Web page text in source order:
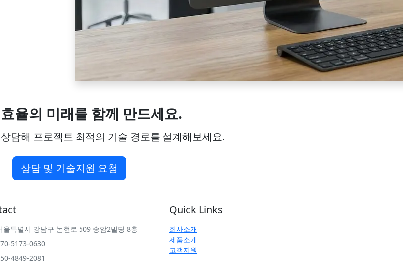
율의 미래를 함께 만드세요.
담해 프로젝트 최적의 기술 경로를 설계해보세요.
상담 및 기술지원 요청
울특별시 강남구 논현로 509 송암2빌딩 8층
5173-0630
4849-2081
Quick Links
회사소개
제품소개
고객지원